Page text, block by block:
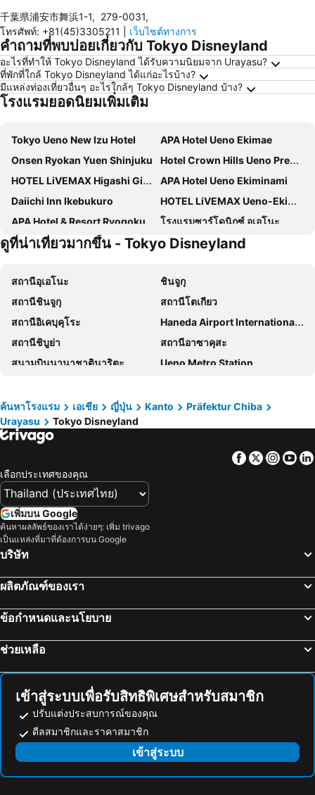
千葉県浦安市舞浜1-1, 279-0031,
โทรศัพท์: +81(45)3305211 เว็บไซต์ทางการ
คำถามที่พบบ่อยเกี่ยวกับ Tokyo Disneyland
อะไรที่ทำให้ Tokyo Disneyland ได้รับความนิยมจาก Urayasu?
ที่พักที่ใกล้ Tokyo Disneyland ได้แก่อะไรบ้าง?
มีแหล่งท่องเที่ยวอื่นๆ อะไรใกล้ๆ Tokyo Disneyland บ้าง?
โรงแรมยอดนิยมเพิ่มเติม
Tokyo Ueno New Izu Hotel
APA Hotel Ueno Ekimae
Onsen Ryokan Yuen Shinjuku
Hotel Crown Hills Ueno Premier
HOTEL LiVEMAX Higashi Ginza
APA Hotel Ueno Ekiminami
Daiichi Inn Ikebukuro
HOTEL LiVEMAX Ueno-Ekimae
APA Hotel & Resort Ryogoku Ekimae Tower
โรงแรมซาร์โดนิกซ์ อุเอโนะ
Richmond Hotel Premier Tokyo Schole
โรงแรมฮาร์ทตัน ฮิกาชิชินากาวะ
KOKO HOTEL Ueno Station
Keisei Richmond Hotel Tokyo Oshiage
APA Hotel Asakusa Shin Okachimachi Ekimae
Tosei Hotel Cocone Ueno
APA Hotel Asakusa Ekimae
Tosei Hotel Cocone Ueno Okachimachi
HOTEL MYSTAYS Ueno Inaricho
โรงแรมชินจูกุ วอชิงตัน เมน
โตโยะโคะอิน โตเกียว อุเอโนะ ทาวาระมะจิ-เอกิ
Hotel Villa Fontaine Grand Haneda Airport
โรงแรมอาร์แอนด์บี อุเอโนะ ฮิโรโคจิ
HOTEL LiVEMAX Shinjuku Kabukicho
APA Hotel Ueno Ekikita
HOTEL MYSTAYS Ueno Iriyaguchi
HOTEL MYSTAYS Ueno East
APA Hotel Ueno Inaricho Ekikita
Smile Hotel Sugamo
Via Inn Iidabashi Korakuen
เวสเซล อินน์ อุเอโนะ อิริยะ เอคิมาเอะ
โรงแรมเอพีเอ เคย์เซย์ อุเอโนะ-เอกิมาเอะ
APA Hotel Yamanote Otsuka Ekimae Tower
Hotel Emit Ueno
HOTEL MYSTAYS Maihama
Spa & Hotel Maihama Eurasia
The Royal Park Hotel Maihama Resort Tokyo Bay
Maihama View Hotel by HULIC
โรงแรมดรีมเกท ไมฮามะ
Sheraton Grande Tokyo Bay Hotel
โรงแรมโตเกียว ดิสนีย์แลนด์
Tokyo Bay Maihama Hotel First Resort
Grand Nikko Tokyo Bay Maihama
ดูที่น่าเที่ยวมากขึ้น - Tokyo Disneyland
สถานีอุเอโนะ
ชินจูกุ
สถานีชินจูกุ
สถานีโตเกียว
สถานีอิเคบุคุโระ
Haneda Airport International Terminal Station
สถานีชิบูย่า
สถานีอาซาคุสะ
สนามบินนานาชาตินาริตะ
Ueno Metro Station
สถานีกินซ่า
Shibuya
อุเอะโนะ
สถานีชินนากาว่า
Okachimachi Station
สถานีรปปงหงิ
Tokyo Disneyland
Kawaguchiko
Tokyo Metro Station
Ginza Metro Station
สถานีอากิฮาบาระ
Odawara Station
Hatchōbori Metro Station
สถานีโอชาโนมิซุ
ภูเขาฟูจิ
Haneda Airport Terminal 1 Station
Takadanobaba Station
โตเกียว บิ๊กไซท์
ค้นหาโรงแรม เอเชีย ญี่ปุ่น Kanto
Präfektur Chiba
Urayasu
Tokyo Disneyland
Facebook
Twitter
เลือกประเทศของคุณ
เพิ่มบน Google
ค้นหาผลลัพธ์ของเราได้ง่ายๆ: เพิ่ม trivago
เป็นแหล่งที่มาที่ต้องการบน Google
บริษัท
ผลิตภัณฑ์ของเรา
ข้อกำหนดและนโยบาย
ช่วยเหลือ
เข้าสู่ระบบเพื่อรับสิทธิพิเศษสำหรับสมาชิก
ปรับแต่งประสบการณ์ของคุณ
ดีลสมาชิกและราคาสมาชิก
เข้าสู่ระบบ